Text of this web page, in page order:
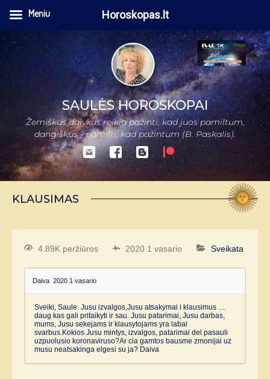
SAULĖS HOROSKOPAI
Žemiškus dalykus reikia pažinti, kad juos pamiltum,
dangiškus - pamilti, kad pažintum (B. Paskalis).
KLAUSIMAS
4.89K peržiūros 2020 1 vasario Sveikata
Daiva 2020 1 vasario
Sveiki, Saule. Jusu izvalgos,Jusu atsakymai i klausimus …
daug kas gali pritaikyti ir sau. Jusu patarimai, Jusu darbas,
mums, Jusu sekejams ir klausytojams yra labai
svarbus.Kokios Jusu mintys, izvalgos, patarimai del pasauli
uzpuolusio koronaviruso?Ar cia gamtos bausme zmonijai uz
musu neatsakinga elgesi su ja? Daiva
Meniu Horoskopas.lt